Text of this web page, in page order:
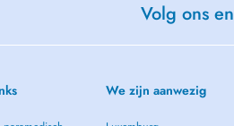
Volg ons
We zijn aanwezig